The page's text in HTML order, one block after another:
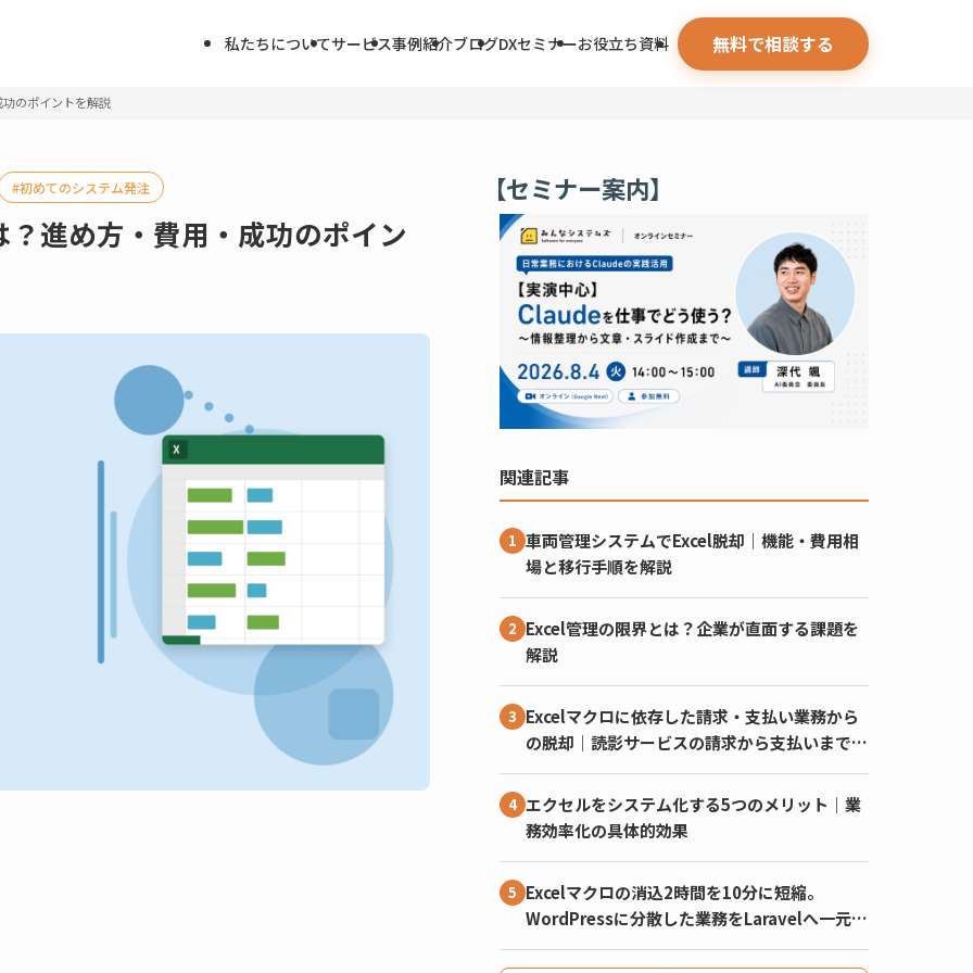
私たちについてサービス事例紹介ブログDXセミナーお役立ち資料 無料で相談する
のポイントを解説
初めてのシステム発注
進め方・費用・成功のポイン
【セミナー案内】
関連記事
車両管理システムでExcel脱却｜機能・費用相
場と移行手順を解説
Excel管理の限界とは？企業が直面する課題を
解説
Excelマクロに依存した請求・支払い業務から
の脱却｜読影サービスの請求から支払いまでを
一元化したシステム
エクセルをシステム化する5つのメリット｜業
務効率化の具体的効果
Excelマクロの消込2時間を10分に短縮。
WordPressに分散した業務をLaravelへ一元化
した事例